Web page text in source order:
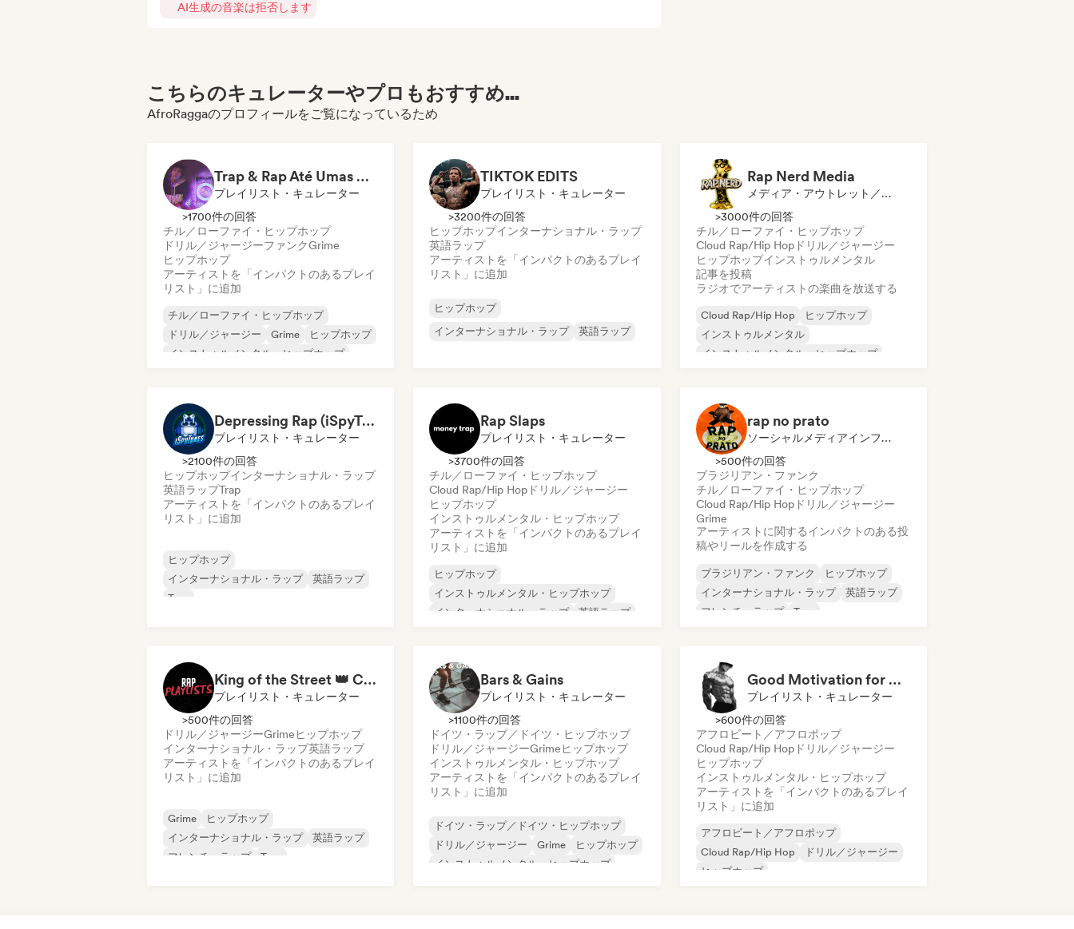
AI生成の音楽は拒否します
こちらのキュレーターやプロもおすすめ...
AfroRaggaのプロフィールをご覧になっているため
Trap & Rap Até Umas Hora
プレイリスト・キュレーター
>1700件の回答
チル／ローファイ・ヒップホップ
ドリル／ジャージーファンクGrime
ヒップホップ
アーティストを「インパクトのあるプレイ
リスト」に追加
チル／ローファイ・ヒップホップ
ドリル／ジャージー
Grime
ヒップホップ
インストゥルメンタル・ヒップホップ
TIKTOK EDITS
プレイリスト・キュレーター
>3200件の回答
ヒップホップインターナショナル・ラップ
英語ラップ
アーティストを「インパクトのあるプレイ
リスト」に追加
ヒップホップ
インターナショナル・ラップ
英語ラップ
Rap Nerd Media
メディア・アウトレット／ジャーナリスト, ラジオ局
>3000件の回答
チル／ローファイ・ヒップホップ
Cloud Rap/Hip Hopドリル／ジャージー
ヒップホップインストゥルメンタル
記事を投稿
ラジオでアーティストの楽曲を放送する
Cloud Rap/Hip Hop
ヒップホップ
インストゥルメンタル
インストゥルメンタル・ヒップホップ
ドリル／ジャージー
Depressing Rap (iSpyTunes)
プレイリスト・キュレーター
>2100件の回答
ヒップホップインターナショナル・ラップ
英語ラップTrap
アーティストを「インパクトのあるプレイ
リスト」に追加
ヒップホップ
インターナショナル・ラップ
英語ラップ
Trap
Rap Slaps
プレイリスト・キュレーター
>3700件の回答
チル／ローファイ・ヒップホップ
Cloud Rap/Hip Hop ドリル／ジャージー
ヒップホップ
インストゥルメンタル・ヒップホップ
アーティストを「インパクトのあるプレイ
リスト」に追加
ヒップホップ
インストゥルメンタル・ヒップホップ
インターナショナル・ラップ
英語ラップ
rap no prato
ソーシャルメディアインフルエンサー
>500件の回答
ブラジリアン・ファンク
チル／ローファイ・ヒップホップ
Cloud Rap/Hip Hopドリル／ジャージー
Grime
アーティストに関するインパクトのある投
稿やリールを作成する
ブラジリアン・ファンク
ヒップホップ
インターナショナル・ラップ
英語ラップ
フレンチ・ラップ
Trap
King of the Street 👑 Car Playlist (by Rap Playlists)
プレイリスト・キュレーター
>500件の回答
ドリル／ジャージーGrimeヒップホップ
インターナショナル・ラップ英語ラップ
アーティストを「インパクトのあるプレイ
リスト」に追加
Grime
ヒップホップ
インターナショナル・ラップ
英語ラップ
フレンチ・ラップ
Trap
Bars & Gains
プレイリスト・キュレーター
>1100件の回答
ドイツ・ラップ／ドイツ・ヒップホップ
ドリル／ジャージーGrimeヒップホップ
インストゥルメンタル・ヒップホップ
アーティストを「インパクトのあるプレイ
リスト」に追加
ドイツ・ラップ／ドイツ・ヒップホップ
ドリル／ジャージー
Grime
ヒップホップ
インストゥルメンタル・ヒップホップ
Good Motivation for Gym Training Playlist 💪
プレイリスト・キュレーター
>600件の回答
アフロビート／アフロポップ
Cloud Rap/Hip Hopドリル／ジャージー
ヒップホップ
インストゥルメンタル・ヒップホップ
アーティストを「インパクトのあるプレイ
リスト」に追加
アフロビート／アフロポップ
Cloud Rap/Hip Hop
ドリル／ジャージー
ヒップホップ